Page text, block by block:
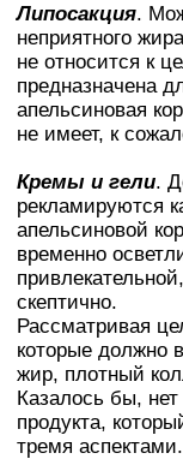
Липосакция.
неприятного
не относится к
предназначена
апельсиновая
не имеет, к
Кремы и гели.
рекламируются
апельсиновой
временно
скептично.
Рассматривая
которые должно
жир, плотный
Казалось бы, нет
продукта,
тремя